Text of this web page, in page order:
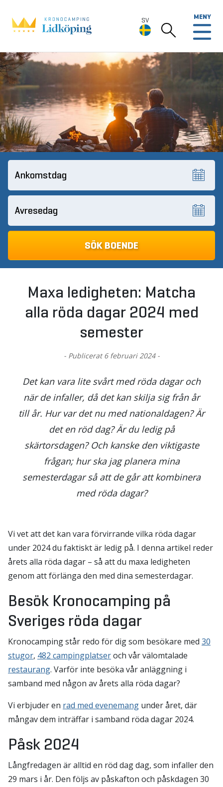
SV
Deutsch
English
MENY
Maxa ledigheten: Matcha
alla röda dagar 2024 med
semester
- Publicerat 6 februari 2024 -
Det kan vara lite svårt med röda dagar och
när de infaller, då det kan skilja sig från år
till år. Hur var det nu med nationaldagen? Är
det en röd dag? Är du ledig på
skärtorsdagen? Och kanske den viktigaste
frågan; hur ska jag planera mina
semesterdagar så att de går att kombinera
med röda dagar?
Vi vet att det kan vara förvirrande vilka röda dagar
under 2024 du faktiskt är ledig på. I denna artikel reder
årets alla röda dagar – så att du maxa ledigheten
genom att förlänga den med dina semesterdagar.
Besök Kronocamping på
Sveriges röda dagar
Kronocamping står redo för dig som besökare med 30
stugor, 482 campingplatseroch vår välomtalade
restaurang. Varför inte besöka vår anläggning i
samband med någon av årets alla röda dagar?
Vi erbjuder en rad med evenemang under året, där
mångav dem inträffar i samband röda dagar 2024.
Påsk 2024
Långfredagen är alltid en röd dag dag, som infaller den
29 mars i år. Den följs av påskafton och påskdagen 30